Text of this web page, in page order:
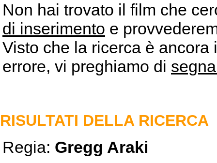
Non hai trovato il film che
di inserimento e
Visto che la ricerca è
errore, vi preghiamo di
RISULTATI DELLA RICERCA
Regia: Gregg Araki